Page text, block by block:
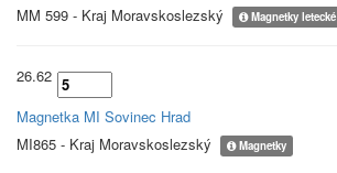
MM 599 - Kraj Moravskoslezský
Magnetky letecké
26.62
Magnetka MI Sovinec Hrad
MI865 - Kraj Moravskoslezský
Magnetky